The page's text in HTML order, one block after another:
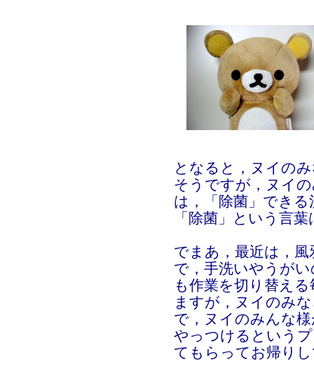
となると，ヌイの
そうですが，ヌイ
は，「除菌」でき
「除菌」という言
でまあ，最近は，
で，手洗いやうが
も作業を切り替え
ますが，ヌイのみ
で，ヌイのみんな
やっつけるという
てもらってお帰り